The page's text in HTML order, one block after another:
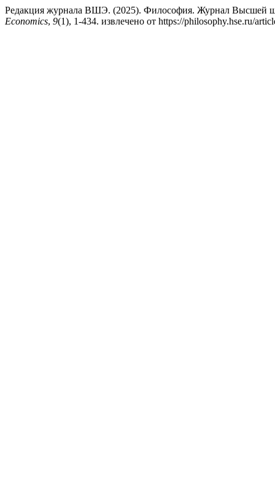
Редакция журнала ВШЭ. (2025). Философия. Журнал Высшей
Economics, 9(1), 1-434. извлечено от https://philosophy.hse.ru/